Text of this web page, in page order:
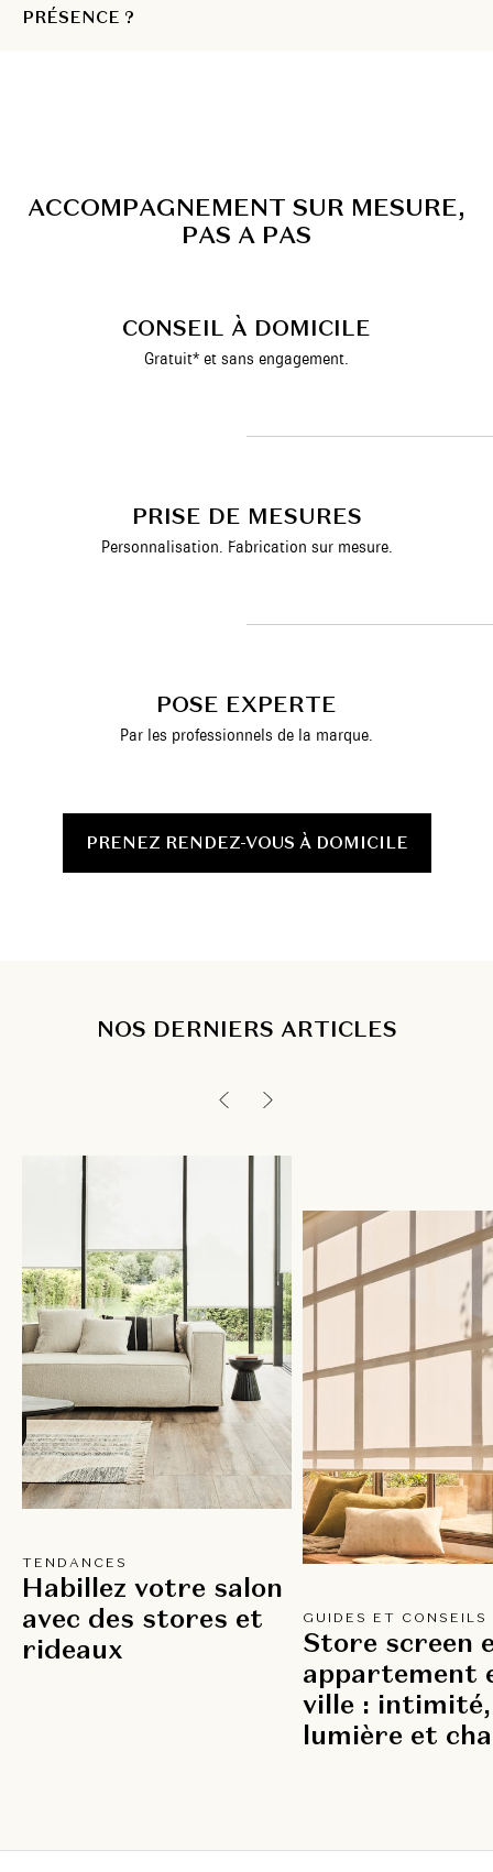
PRÉSENCE ?
ACCOMPAGNEMENT SUR MESURE,
PAS A PAS
CONSEIL À DOMICILE
Gratuit* et sans engagement.
PRISE DE MESURES
Personnalisation. Fabrication sur mesure.
POSE EXPERTE
Par les professionnels de la marque.
PRENEZ RENDEZ-VOUS À DOMICILE
NOS DERNIERS ARTICLES
TENDANCES
Habillez votre salon
avec des stores et
rideaux
GUIDES ET CONSEILS
Store screen
appartement
ville : intimité,
lumière et